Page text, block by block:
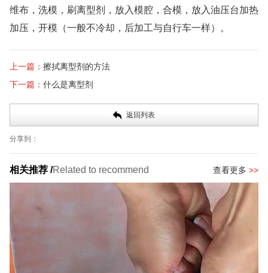
维布，洗模，刷离型剂，放入模腔，合模，放入油压台加热
加压，开模（一般不冷却，后加工与自行车一样）。
上一篇： 擦拭离型剂的方法
下一篇： 什么是离型剂
返回列表
分享到：
相关推荐 /Related to recommend 查看更多>>